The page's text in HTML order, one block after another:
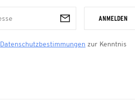
ANMELDEN
Datenschutzbestimmungen zur Kenntnis